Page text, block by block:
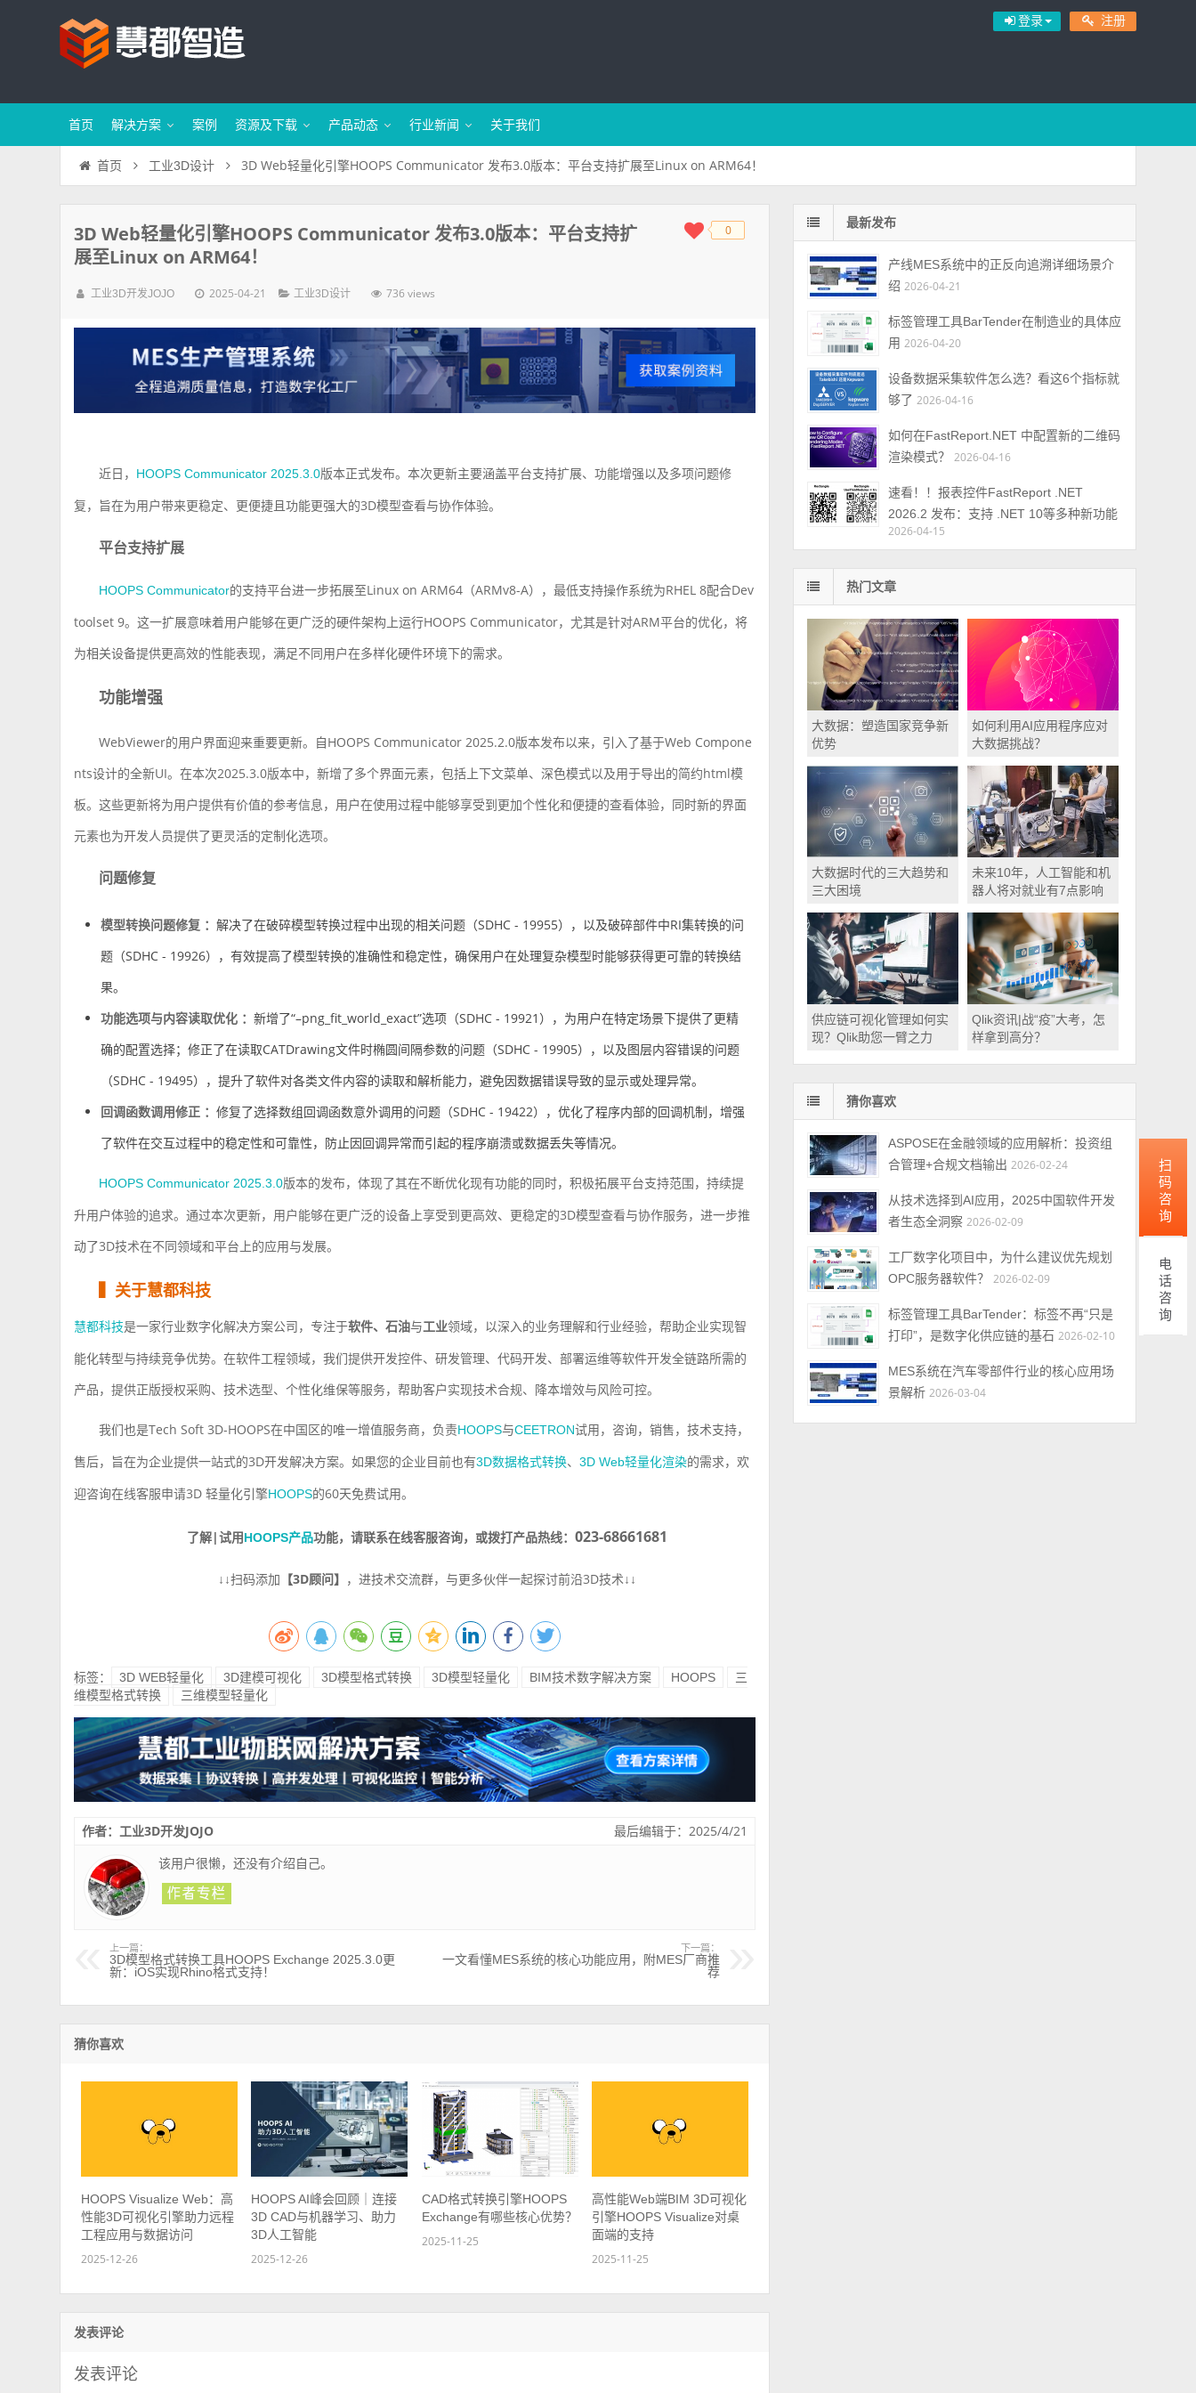
扫码咨询
电话咨询
登录 注册
首页 解决方案 案例 资源及下载 产品动态 行业新闻 关于我们
首页 工业3D设计 3D Web轻量化引擎HOOPS Communicator 发布3.0版本：平台支持扩展至Linux on ARM64！
◆◆ 0
3D Web轻量化引擎HOOPS Communicator 发布3.0版本：平台支持扩
展至Linux on ARM64！
工业3D开发JOJO 2025-04-21 工业3D设计 736 views
近日， HOOPS Communicator 2025.3.0版本正式发布。本次更新主要涵盖平台支持扩展、功能增强以及多项问题修
复，旨在为用户带来更稳定、更便捷且功能更强大的3D模型查看与协作体验。
平台支持扩展
HOOPS Communicator的支持平台进一步拓展至Linux on ARM64（ARMv8-A），最低支持操作系统为RHEL 8配合Dev
toolset 9。这一扩展意味着用户能够在更广泛的硬件架构上运行HOOPS Communicator，尤其是针对ARM平台的优化，将
为相关设备提供更高效的性能表现，满足不同用户在多样化硬件环境下的需求。
功能增强
WebViewer的用户界面迎来重要更新。自HOOPS Communicator 2025.2.0版本发布以来，引入了基于Web Compone
nts设计的全新UI。在本次2025.3.0版本中，新增了多个界面元素，包括上下文菜单、深色模式以及用于导出的简约html模
板。这些更新将为用户提供有价值的参考信息，用户在使用过程中能够享受到更加个性化和便捷的查看体验，同时新的界面
元素也为开发人员提供了更灵活的定制化选项。
问题修复
模型转换问题修复 ：解决了在破碎模型转换过程中出现的相关问题（SDHC - 19955），以及破碎部件中RI集转换的问
题（SDHC - 19926），有效提高了模型转换的准确性和稳定性，确保用户在处理复杂模型时能够获得更可靠的转换结
果。
功能选项与内容读取优化 ：新增了“–png_fit_world_exact”选项（SDHC - 19921），为用户在特定场景下提供了更精
确的配置选择；修正了在读取CATDrawing文件时椭圆间隔参数的问题（SDHC - 19905），以及图层内容错误的问题
（SDHC - 19495），提升了软件对各类文件内容的读取和解析能力，避免因数据错误导致的显示或处理异常。
回调函数调用修正 ：修复了选择数组回调函数意外调用的问题（SDHC - 19422），优化了程序内部的回调机制，增强
了软件在交互过程中的稳定性和可靠性，防止因回调异常而引起的程序崩溃或数据丢失等情况。
HOOPS Communicator 2025.3.0版本的发布，体现了其在不断优化现有功能的同时，积极拓展平台支持范围，持续提
升用户体验的追求。通过本次更新，用户能够在更广泛的设备上享受到更高效、更稳定的3D模型查看与协作服务，进一步推
动了3D技术在不同领域和平台上的应用与发展。
关于慧都科技
慧都科技是⼀家⾏业数字化解决⽅案公司，专注于软件、⽯油与⼯业领域，以深⼊的业务理解和⾏业经验，帮助企业实现智
能化转型与持续竞争优势。在软件工程领域，我们提供开发控件、研发管理、代码开发、部署运维等软件开发全链路所需的
产品，提供正版授权采购、技术选型、个性化维保等服务，帮助客户实现技术合规、降本增效与风险可控。
我们也是Tech Soft 3D-HOOPS在中国区的唯一增值服务商，负责HOOPS与CEETRON试用，咨询，销售，技术支持，
售后，旨在为企业提供一站式的3D开发解决方案。如果您的企业目前也有3D数据格式转换、3D Web轻量化渲染的需求，欢
迎咨询在线客服申请3D轻量化引擎HOOPS的60天免费试用。
了解|试用HOOPS产品功能，请联系在线客服咨询，或拨打产品热线：023-68661681
↓↓扫码添加 【3D顾问】 ，进技术交流群，与更多伙伴一起探讨前沿3D技术↓↓
标签： 3D WEB轻量化 3D建模可视化 3D模型格式转换 3D模型轻量化 BIM技术数字解决方案 HOOPS
三
维模型格式转换
三维模型轻量化
最后编辑于：2025/4/21
作者：工业3D开发JOJO
该用户很懒，还没有介绍自己。
上一篇：
3D模型格式转换工具HOOPS Exchange 2025.3.0更
新：iOS实现Rhino格式支持！
下一篇：
一文看懂MES系统的核心功能应用，附MES厂商推
荐
猜你喜欢
HOOPS Visualize Web：高
性能3D可视化引擎助力远程
工程应用与数据访问
2025-12-26
HOOPS AI峰会回顾｜连接
3D CAD与机器学习、助力
3D人工智能
2025-12-26
CAD格式转换引擎HOOPS
Exchange有哪些核心优势？
2025-11-25
高性能Web端BIM 3D可视化
引擎HOOPS Visualize对桌
面端的支持
2025-11-25
发表评论
发表评论
最新发布
产线MES系统中的正反向追溯详细场景介
绍 2026-04-21
标签管理工具BarTender在制造业的具体应
用 2026-04-20
设备数据采集软件怎么选？看这6个指标就
够了 2026-04-16
如何在FastReport.NET 中配置新的二维码
渲染模式？
2026-04-16
速看！！报表控件FastReport .NET
2026.2 发布：支持 .NET 10等多种新功能
2026-04-15
热门文章
大数据：塑造国家竞争新
优势
如何利用AI应用程序应对
大数据挑战？
大数据时代的三大趋势和
三大困境
未来10年，人工智能和机
器人将对就业有7点影响
供应链可视化管理如何实
现？Qlik助您一臂之力
Qlik资讯|战“疫”大考，怎
样拿到高分？
猜你喜欢
ASPOSE在金融领域的应用解析：投资组
合管理+合规文档输出 2026-02-24
从技术选择到AI应用，2025中国软件开发
者生态全洞察 2026-02-09
工厂数字化项目中，为什么建议优先规划
OPC服务器软件？
2026-02-09
标签管理工具BarTender：标签不再“只是
打印”，是数字化供应链的基石 2026-02-10
MES系统在汽车零部件行业的核心应用场
景解析 2026-03-04